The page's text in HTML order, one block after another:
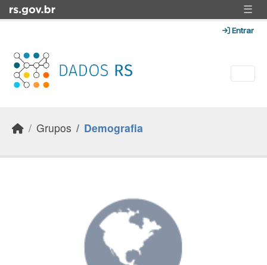
Skip to main content ☰
Entrar
Grupos Demografia